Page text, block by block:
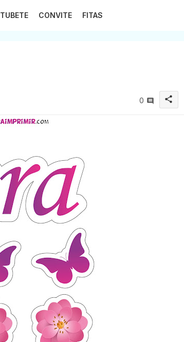
TUBETE CONVITE FITAS
0 share